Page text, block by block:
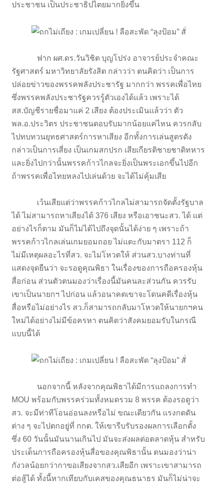
ประชาชน เป็นประชาธิปไตยมากยิ่งขึ้น
ฟาก ผศ.ดร.วันวิชิต บุญโปร่ง อาจารย์ประจำคณะ
รัฐศาสตร์ มหาวิทยาลัยรังสิต กล่าวว่า ตนคิดว่า เป็นการ
ปล่อยข่าวของพรรคพลังประชารัฐ มากกว่า พรรคเพื่อไทย
ซึ่งพรรคพลังประชารัฐควรรู้ตัวเองได้แล้ว เพราะได้
สส.บัญชีรายชื่อมาแค่ 2 เสียง ต้องประเมินแล้วว่า ตัว
พล.อ.ประวิตร ประชาชนตอบรับมากน้อยแค่ไหน ควรกลับ
ไปทบทวนยุทธศาสตร์การหาเสียง อีกทั้งการเล่นสูตรดัง
กล่าวเป็นการเสี่ยง เป็นเกมสกปรก เสียเกียรติชายชาติทหาร
และยิ่งไปกว่านั้นพรรคก้าวไกลจะยิ่งเป็นพระเอกขึ้นไปอีก
ถ้าพรรคเพื่อไทยหลงไปเล่นด้วย จะได้ไม่คุ้มเสีย
เว้นเสียแต่ว่าพรรคก้าวไกลไม่สามารถจัดตั้งรัฐบาล
ได้ ไม่สามารถหาเสียงได้ 376 เสียง หรือเอาชนะสว. ได้ แต่
อย่างไรก็ตาม มันก็ไม่ได้ไปถึงจุดนั้นได้ง่าย ๆ เพราะถ้า
พรรคก้าวไกลเล่นเกมยอมถอย ไม่แตะกับมาตรา 112 ก็
ไม่มีเหตุผลอะไรที่สว. จะไม่โหวตให้ ส่วนสว.บางท่านที่
แสดงจุดยืนว่า จะรอดูคุณพิธา ในเรื่องของการถือครองหุ้น
สื่อก่อน ส่วนตัวตนมองว่าเรื่องนี้มันคนละส่วนกัน ควรรับ
เขาเป็นนายกฯ ไปก่อน แล้วอนาคตเขาจะโดนคดีเรื่องหุ้น
สื่อหรือไม่อย่างไร สว.ก็สามารถกลับมาโหวตให้นายกฯคน
ใหม่ได้อย่างไม่มีข้อครหา ตนคิดว่าสังคมยอมรับในกรณี
แบบนี้ได้
นอกจากนี้ หลังจากคุณพิธาได้มีการแถลงการทำ
MOU พร้อมกับพรรคร่วมทั้งหมดรวม 8 พรรค ต้องรอดูว่า
สว. จะมีท่าทีโอนอ่อนลงหรือไม่ ขณะเดียวกัน แรงกดดัน
ต่าง ๆ จะไปตกอยู่ที่ กกต. ให้เขารีบรับรองผลการเลือกตั้ง
ซึ่ง 60 วันนั้นมันนานเกินไป มันจะส่งผลต่อตลาดหุ้น สำหรับ
ประเด็นการถือครองหุ้นสื่อของคุณพิธานั้น ตนมองว่าน่า
กังวลน้อยกว่ากาขอเสียงจากสว.เสียอีก เพราะเขาสามารถ
ต่อสู้ได้ ทั้งนี้หากเทียบกับเคสของคุณธนาธร มันก็ไม่น่าจะ